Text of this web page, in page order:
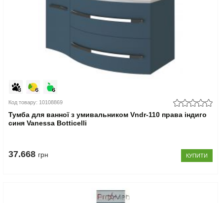
Код товару: 10108869
Тумба для ванної з умивальником Vndr-110 права індиго
синя Vanessa Botticelli
37.668 грн КУПИТИ